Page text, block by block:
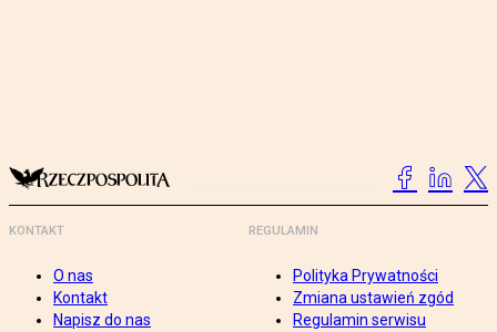
KONTAKT
O nas
Kontakt
Napisz do nas
REGULAMIN
Polityka Prywatności
Zmiana ustawień zgód
Regulamin serwisu